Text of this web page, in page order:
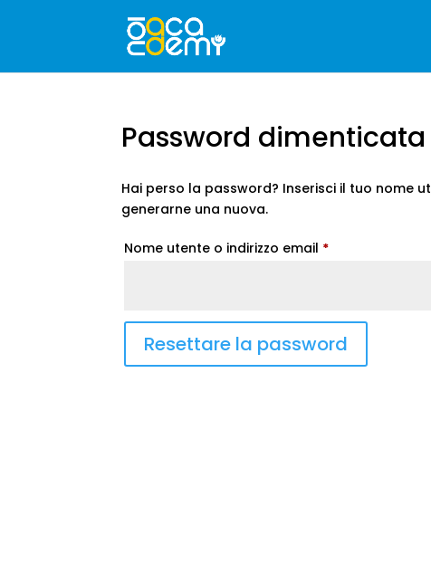
Password dimenticata
Hai perso la password? Inserisci il tuo nome
generarne una nuova.
Nome utente o indirizzo email *Richiesto
Resettare la password